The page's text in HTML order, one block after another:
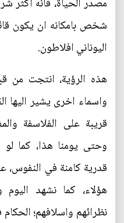
شخص بامكانه ان يكون
اليوناني افلاطون.
هذه الرؤية، انتجت من
واسماء اخرى يشير اليها
قريبة على الفلاسفة
وحتى يومنا هذا، كما
قدرية كامنة في النفوس،
هؤلاء، كما نشهد
نظرائهم واسلافهم؛ الحكام